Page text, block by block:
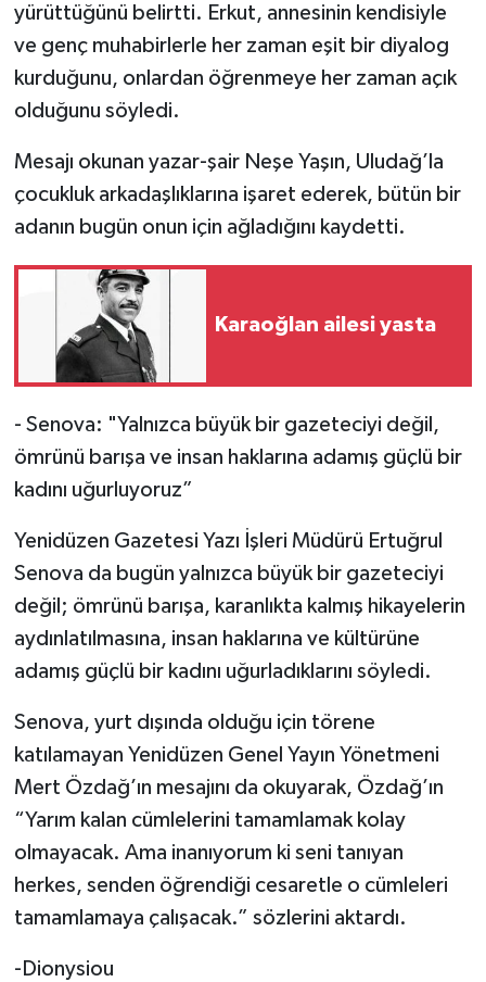
yürüttüğünü belirtti. Erkut, annesinin kendisiyle
ve genç muhabirlerle her zaman eşit bir diyalog
kurduğunu, onlardan öğrenmeye her zaman açık
olduğunu söyledi.
Mesajı okunan yazar-şair Neşe Yaşın, Uludağ’la
çocukluk arkadaşlıklarına işaret ederek, bütün bir
adanın bugün onun için ağladığını kaydetti.
Karaoğlan ailesi yasta
- Senova: "Yalnızca büyük bir gazeteciyi değil,
ömrünü barışa ve insan haklarına adamış güçlü bir
kadını uğurluyoruz”
Yenidüzen Gazetesi Yazı İşleri Müdürü Ertuğrul
Senova da bugün yalnızca büyük bir gazeteciyi
değil; ömrünü barışa, karanlıkta kalmış hikayelerin
aydınlatılmasına, insan haklarına ve kültürüne
adamış güçlü bir kadını uğurladıklarını söyledi.
Senova, yurt dışında olduğu için törene
katılamayan Yenidüzen Genel Yayın Yönetmeni
Mert Özdağ’ın mesajını da okuyarak, Özdağ’ın
“Yarım kalan cümlelerini tamamlamak kolay
olmayacak. Ama inanıyorum ki seni tanıyan
herkes, senden öğrendiği cesaretle o cümleleri
tamamlamaya çalışacak.” sözlerini aktardı.
-Dionysiou